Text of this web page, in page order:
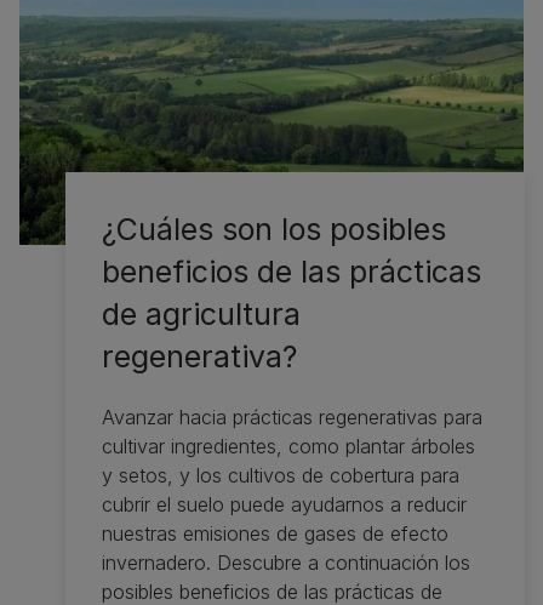
¿Cuáles son los posibles
beneficios de las prácticas
de agricultura
regenerativa?
Avanzar hacia prácticas regenerativas para
cultivar ingredientes, como plantar árboles
y setos, y los cultivos de cobertura para
cubrir el suelo puede ayudarnos a reducir
nuestras emisiones de gases de efecto
invernadero. Descubre a continuación los
posibles beneficios de las prácticas de